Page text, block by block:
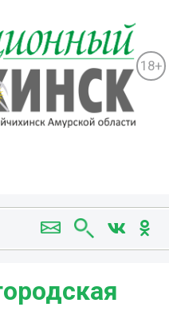
18+